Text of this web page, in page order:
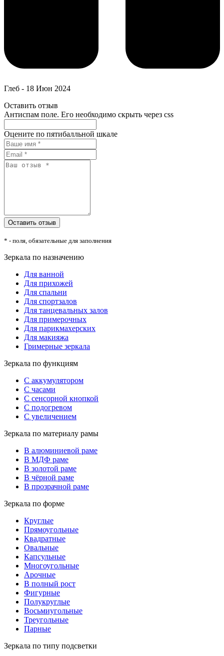
Глеб - 18 Июн 2024
Оставить отзыв
Антиспам поле. Его необходимо скрыть через css
Оцените по пятибалльной шкале
* - поля, обязательные для заполнения
Зеркала по назначению
Для ванной
Для прихожей
Для спальни
Для спортзалов
Для танцевальных залов
Для примерочных
Для парикмахерских
Для макияжа
Гримерные зеркала
Зеркала по функциям
С аккумулятором
С часами
С сенсорной кнопкой
С подогревом
С увеличением
Зеркала по материалу рамы
В алюминиевой раме
В МДФ раме
В золотой раме
В чёрной раме
В прозрачной раме
Зеркала по форме
Круглые
Прямоугольные
Квадратные
Овальные
Капсульные
Многоугольные
Арочные
В полный рост
Фигурные
Полукруглые
Восьмиугольные
Треугольные
Парные
Зеркала по типу подсветки